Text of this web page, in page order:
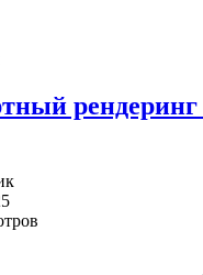
рендеринг